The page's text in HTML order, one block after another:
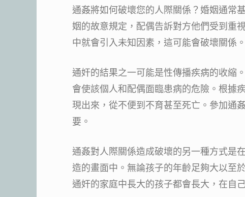
通姦將如何破壞您的人際關係？婚姻通常
姻的故意規定，配偶告訴對方他們受到重
中就會引入未知因素，這可能會破壞關係。
通奸的結果之一可能是性傳播疾病的收縮
會使該個人和配偶面臨患病的危險。根據
現出來，從不便到不育甚至死亡。參加通
要。
通姦對人際關係造成破壞的另一種方式是
造的畫面中。無論孩子的年齡足夠大以至
通奸的家庭中長大的孩子都會長大，在自